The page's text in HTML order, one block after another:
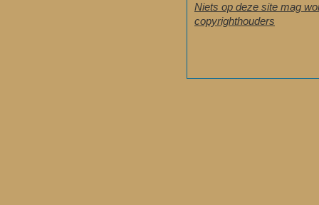
Niets op deze site mag
copyrighthouders